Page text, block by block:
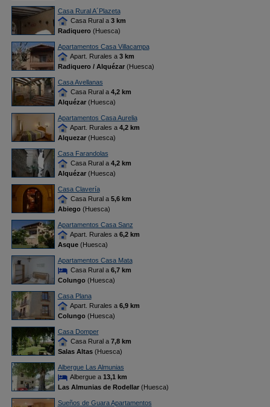
Casa Rural A´Plazeta
Casa Rural a 3 km
Radiquero(Huesca)
Apartamentos Casa Villacampa
Apart. Rurales a 3 km
Radiquero / Alquézar(Huesca)
Casa Avellanas
Casa Rural a 4,2 km
Alquézar(Huesca)
Apartamentos Casa Aurelia
Apart. Rurales a 4,2 km
Alquezar(Huesca)
Casa Farandolas
Casa Rural a 4,2 km
Alquézar(Huesca)
Casa Clavería
Casa Rural a 5,6 km
Abiego(Huesca)
Apartamentos Casa Sanz
Apart. Rurales a 6,2 km
Asque(Huesca)
Apartamentos Casa Mata
Casa Rural a 6,7 km
Colungo(Huesca)
Casa Plana
Apart. Rurales a 6,9 km
Colungo(Huesca)
Casa Domper
Casa Rural a 7,8 km
Salas Altas(Huesca)
Albergue Las Almunias
Albergue a 13,1 km
Las Almunias de Rodellar(Huesca)
Sueños de Guara Apartamentos